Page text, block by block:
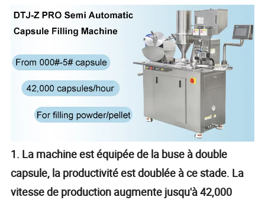
1. La machine est équipée de la buse à double
capsule, la productivité est doublée à ce stade. La
vitesse de production augmente jusqu'à 42,000